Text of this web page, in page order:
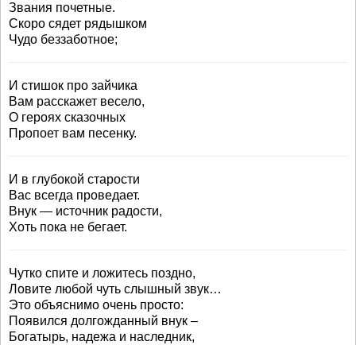
Звания почетные.
Скоро сядет рядышком
Чудо беззаботное;
И стишок про зайчика
Вам расскажет весело,
О героях сказочных
Пропоет вам песенку.
И в глубокой старости
Вас всегда проведает.
Внук — источник радости,
Хоть пока не бегает.
Чутко спите и ложитесь поздно,
Ловите любой чуть слышный звук…
Это объяснимо очень просто:
Появился долгожданный внук –
Богатырь, надежа и наследник,